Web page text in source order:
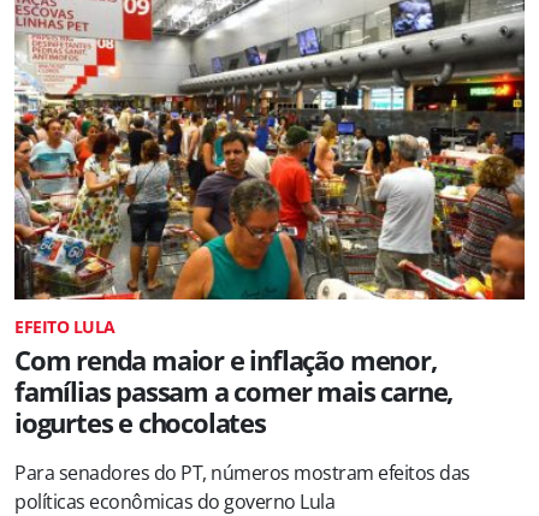
EFEITO LULA
Com renda maior e inflação menor,
famílias passam a comer mais carne,
iogurtes e chocolates
Para senadores do PT, números mostram efeitos das
políticas econômicas do governo Lula